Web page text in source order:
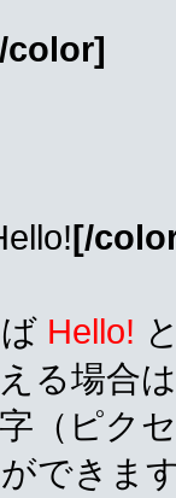
color]
[/
Hello!
る場合
（ピク
できま